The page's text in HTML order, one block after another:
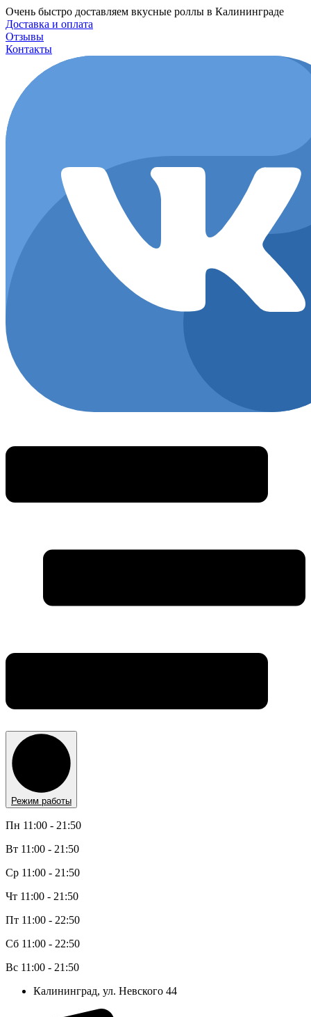
Перейти
к
содержимому
Очень быстро доставляем вкусные роллы в Калининграде
Доставка и оплата
Отзывы
Контакты
Режим работы
Пн 11:00 - 21:50
Вт 11:00 - 21:50
Ср 11:00 - 21:50
Чт 11:00 - 21:50
Пт 11:00 - 22:50
Сб 11:00 - 22:50
Вс 11:00 - 21:50
Калининград, ул. Невского 44